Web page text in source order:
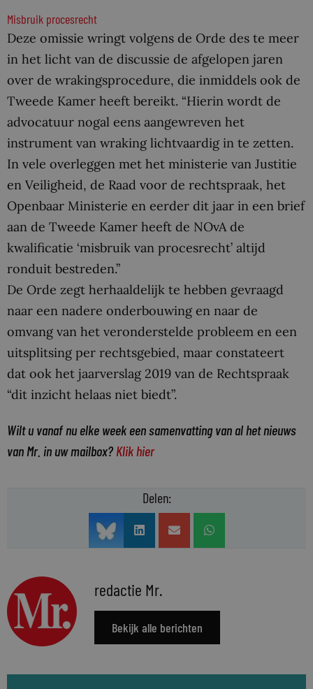
Misbruik procesrecht
Deze omissie wringt volgens de Orde des te meer
in het licht van de discussie de afgelopen jaren
over de wrakingsprocedure, die inmiddels ook de
Tweede Kamer heeft bereikt. “Hierin wordt de
advocatuur nogal eens aangewreven het
instrument van wraking lichtvaardig in te zetten.
In vele overleggen met het ministerie van Justitie
en Veiligheid, de Raad voor de rechtspraak, het
Openbaar Ministerie en eerder dit jaar in een brief
aan de Tweede Kamer heeft de NOvA de
kwalificatie ‘misbruik van procesrecht’ altijd
ronduit bestreden.”
De Orde zegt herhaaldelijk te hebben gevraagd
naar een nadere onderbouwing en naar de
omvang van het veronderstelde probleem en een
uitsplitsing per rechtsgebied, maar constateert
dat ook het jaarverslag 2019 van de Rechtspraak
“dit inzicht helaas niet biedt”.
Wilt u vanaf nu elke week een samenvatting van al het nieuws
van Mr. in uw mailbox? Klik hier
Delen:
redactie Mr.
Bekijk alle berichten